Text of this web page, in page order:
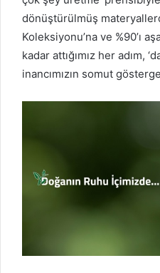
dönüştürülmüş
Koleksiyonu’na ve %90’ı
kadar attığımız her adım,
inancımızın somut